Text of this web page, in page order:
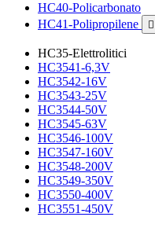
HC40-Policarbonato
HC41-Polipropilene

HC35-Elettrolitici
HC3541-6,3V
HC3542-16V
HC3543-25V
HC3544-50V
HC3545-63V
HC3546-100V
HC3547-160V
HC3548-200V
HC3549-350V
HC3550-400V
HC3551-450V